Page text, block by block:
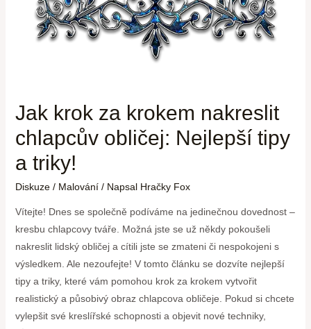
Jak krok za krokem nakreslit
chlapcův obličej: Nejlepší tipy
a triky!
Diskuze / Malování/ Napsal Hračky Fox
Vítejte! Dnes se společně podíváme na jedinečnou dovednost –
kresbu chlapcovy tváře. Možná jste se už někdy pokoušeli
nakreslit lidský obličej a cítili jste se zmateni či nespokojeni s
výsledkem. Ale nezoufejte! V tomto článku se dozvíte nejlepší
tipy a triky, které vám pomohou krok za krokem vytvořit
realistický a působivý obraz chlapcova obličeje. Pokud si chcete
vylepšit své kreslířské schopnosti a objevit nové techniky,